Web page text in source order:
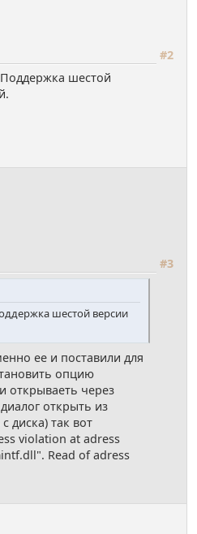
#2
шестой
#3
шестой версии
ее и поставили для
опцию
открываеть через
открыть из
диска) так вот
violation at adress
Read of adress